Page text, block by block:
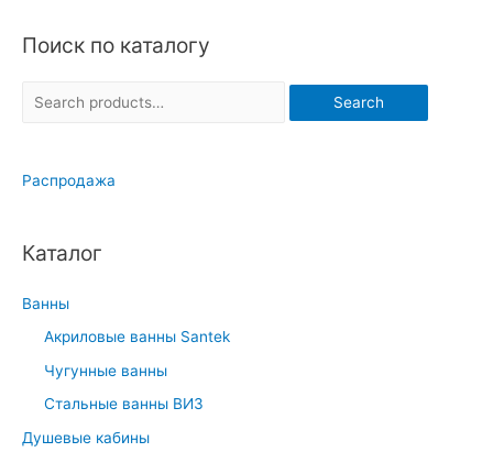
Поиск по каталогу
r
h
o
Search
Распродажа
Каталог
Ванны
Акриловые ванны Santek
Чугунные ванны
Стальные ванны ВИЗ
Душевые кабины